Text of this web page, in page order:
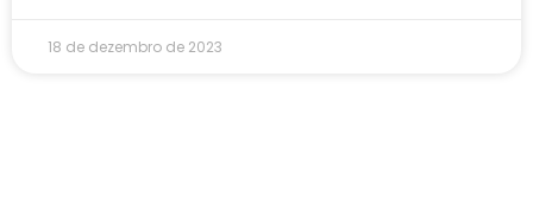
18 de dezembro de 2023